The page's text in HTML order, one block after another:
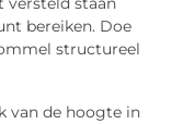
bereiken. Doe
structureel
van de hoogte in